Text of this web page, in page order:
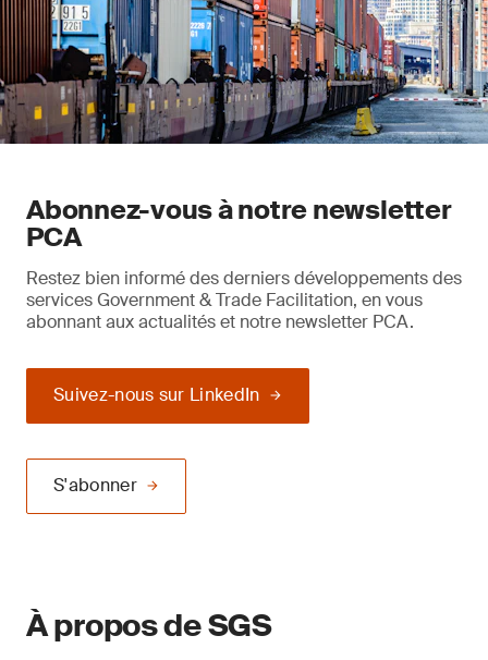
Abonnez-vous à notre newsletter
PCA
Restez bien informé des derniers développements des
services Government & Trade Facilitation, en vous
abonnant aux actualités et notre newsletter PCA.
Suivez-nous sur LinkedIn
S'abonner
À propos de SGS